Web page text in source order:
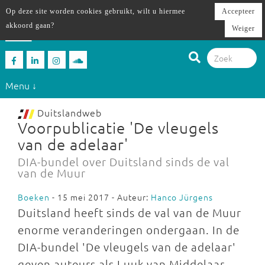
Menu ↓
Duitslandweb
Voorpublicatie 'De vleugels
van de adelaar'
DIA-bundel over Duitsland sinds de val
van de Muur
Boeken - 15 mei 2017 - Auteur: Hanco Jürgens
Duitsland heeft sinds de val van de Muur
enorme veranderingen ondergaan. In de
DIA-bundel 'De vleugels van de adelaar'
Op deze site worden cookies gebruikt, wilt u hiermee
akkoord gaan?
Accepteer
Weiger